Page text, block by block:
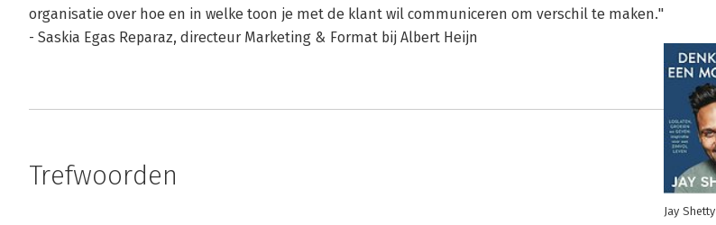
organisatie over hoe en in welke toon je met de klant wil communiceren om verschil te maken."
- Saskia Egas Reparaz, directeur Marketing & Format bij Albert Heijn
Trefwoorden
Jay Shetty